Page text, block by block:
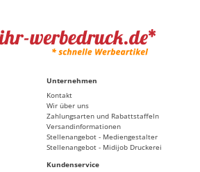
Unternehmen
Kontakt
Wir über uns
Zahlungsarten und Rabattstaffeln
Versandinformationen
Stellenangebot - Mediengestalter
Stellenangebot - Midijob Druckerei
Kundenservice